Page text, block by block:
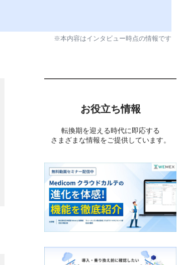
※本内容はインタビュー時点の情報です
お役立ち情報
転換期を迎える時代に即応する
さまざまな情報をご提供しています。